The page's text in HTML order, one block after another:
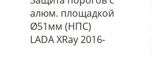
алюм. площадкой
Ø51мм (НПС)
LADA XRay 2016-